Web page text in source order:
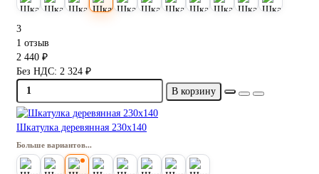
3
1 отзыв
2 440 ₽
Без НДС: 2 324 ₽
В корзину
Шкатулка деревянная 230х140
Больше вариантов...